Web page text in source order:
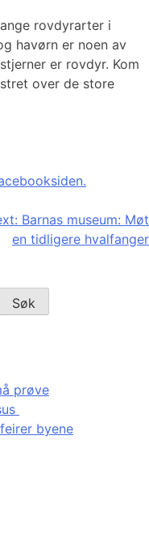
rovdyrarter i
havørn er noen av
er rovdyr. Kom
over de store
Barnas museum: Møt
en tidligere hvalfanger
Søk
prøve
byene